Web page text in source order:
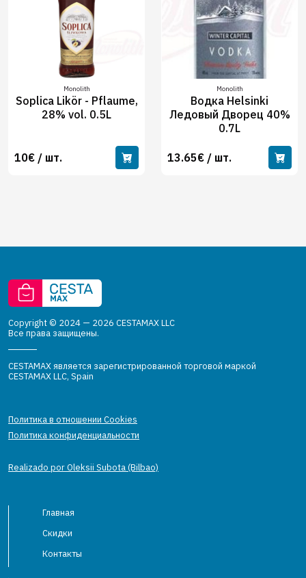
Monolith
Soplica Likör - Pflaume,
28% vol. 0.5L
10€ / шт.
Monolith
Водка Helsinki
Ледовый Дворец 40%
0.7L
13.65€ / шт.
Copyright © 2024 — 2026 CESTAMAX LLC
Все права защищены.
CESTAMAX является зарегистрированной торговой маркой
CESTAMAX LLC, Spain
Политика в отношении Cookies
Политика конфиденциальности
Realizado por Oleksii Subota (Bilbao)
Главная
Скидки
Контакты